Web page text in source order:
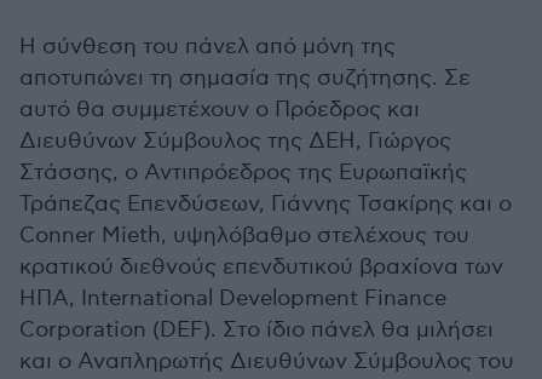
Η σύνθεση του πάνελ από μόνη της
αποτυπώνει τη σημασία της συζήτησης. Σε
αυτό θα συμμετέχουν ο Πρόεδρος και
Διευθύνων Σύμβουλος της ΔΕΗ, Γιώργος
Στάσσης, ο Αντιπρόεδρος της Ευρωπαϊκής
Τράπεζας Επενδύσεων, Γιάννης Τσακίρης και ο
Conner Mieth, υψηλόβαθμο στελέχους του
κρατικού διεθνούς επενδυτικού βραχίονα των
ΗΠΑ, International Development Finance
Corporation (DEF). Στο ίδιο πάνελ θα μιλήσει
και ο Αναπληρωτής Διευθύνων Σύμβουλος του